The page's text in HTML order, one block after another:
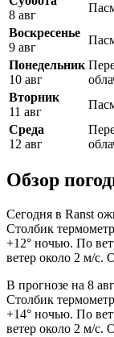
8 авг
Воскресенье
9 авг
Понедельник
10 авг
Вторник
11 авг
Среда
12 авг
Обзор
Сегодня в Ranst
Столбик
+12° ночью. По
ветер около 2 м/с.
В прогнозе на 8
Столбик
+14° ночью. По
ветер около 2 м/с.